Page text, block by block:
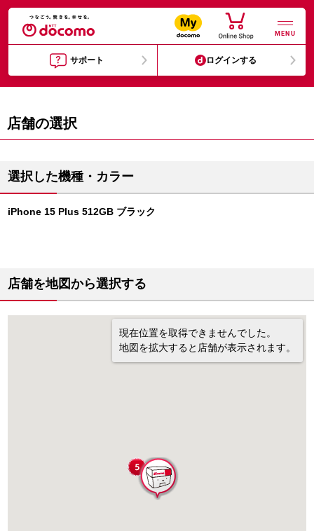
MENU
サポート ログインする
店舗の選択
選択した機種・カラー
iPhone 15 Plus 512GB ブラック
店舗を地図から選択する
現在位置を取得できませんでした。
地図を拡大すると店舗が表示されます。